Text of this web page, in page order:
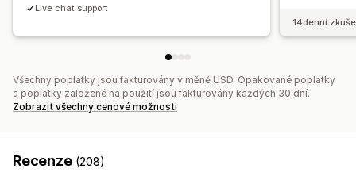
Live chat support
14denní
Všechny poplatky jsou fakturovány v měně USD. Opakované poplatky
a poplatky založené na použití jsou fakturovány každých 30 dní.
Zobrazit všechny cenové možnosti
Recenze (208)